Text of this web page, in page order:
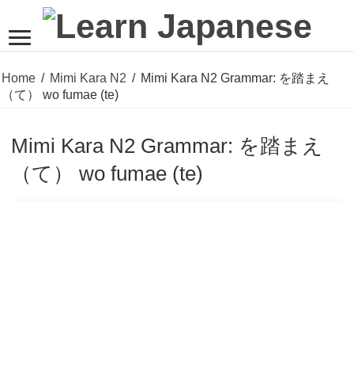
Home / Mimi Kara N2 / Mimi Kara N2 Grammar: を踏まえ
（て） wo fumae (te)
Mimi Kara N2 Grammar: を踏まえ
（て） wo fumae (te)